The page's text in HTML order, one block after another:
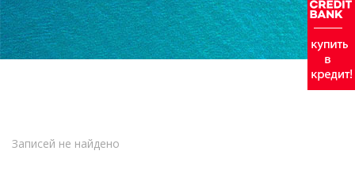
Записей не найдено